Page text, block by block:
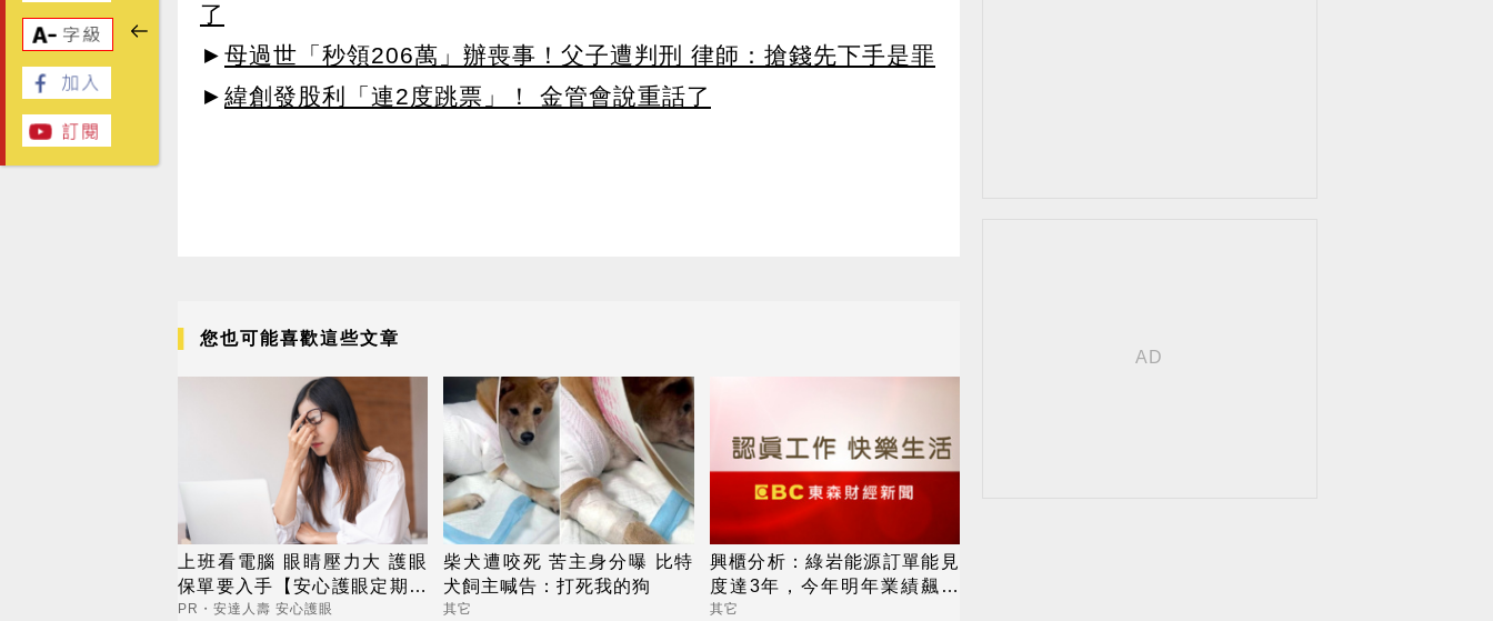
了
► 母過世「秒領206萬」辦喪事！父子遭判刑 律師：搶錢先下手是罪
► 緯創發股利「連2度跳票」！ 金管會說重話了
您也可能喜歡這些文章
上班看電腦 眼睛壓力大 護眼
保單要入手【安心護眼定期眼
睛險】
PR・安達人壽 安心護眼
柴犬遭咬死 苦主身分曝 比特
犬飼主喊告：打死我的狗
其它
興櫃分析：綠岩能源訂單能見
度達3年，今年明年業績飆，
估明年底前轉上市櫃
其它